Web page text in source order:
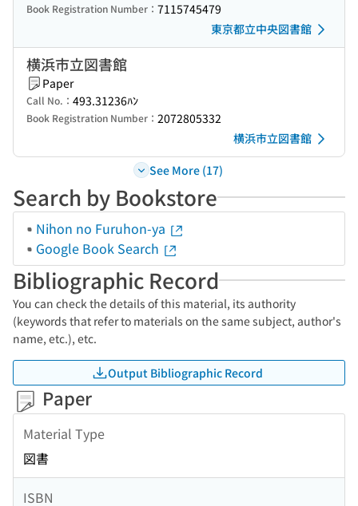
Book Registration Number： 7115745479
東京都立中央図書館
横浜市立図書館
Paper
Call No.： 493.31236ﾊﾝ
Book Registration Number： 2072805332
横浜市立図書館
See More (17)
Search by Bookstore
Nihon no Furuhon-ya
Google Book Search
Bibliographic Record
You can check the details of this material, its authority
(keywords that refer to materials on the same subject, author's
name, etc.), etc.
Output Bibliographic Record
Paper
Material Type
図書
ISBN